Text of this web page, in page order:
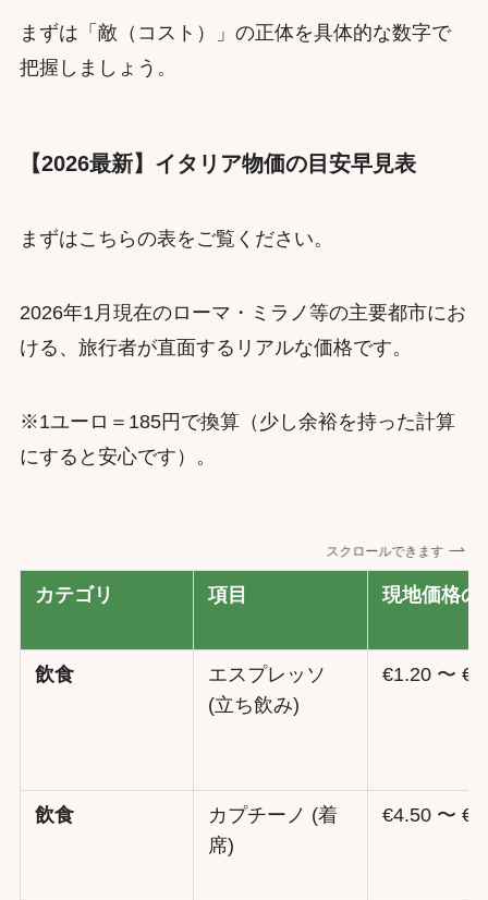
まずは「敵（コスト）」の正体を具体的な数字で
把握しましょう。
【2026最新】イタリア物価の目安早見表
まずはこちらの表をご覧ください。
2026年1月現在のローマ・ミラノ等の主要都市にお
ける、旅行者が直面するリアルな価格です。
※1ユーロ＝185円で換算（少し余裕を持った計算
にすると安心です）。
スクロールできます
カテゴリ 項目 現地価格の
飲食
エスプレッソ
(立ち飲み)
€1.20 〜
飲食
カプチーノ (着
席)
€4.50 〜